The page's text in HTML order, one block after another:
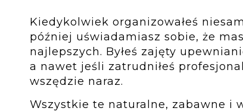
Kiedykolwiek organizowałeś
później uświadamiasz sobie, że
najlepszych. Byłeś zajęty
a nawet jeśli zatrudniłeś
wszędzie naraz.
Wszystkie te naturalne, zabawne i